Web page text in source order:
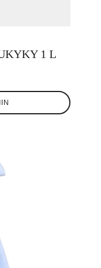
1 L